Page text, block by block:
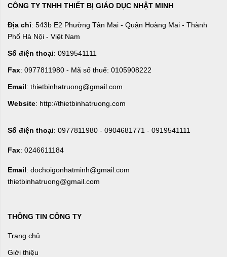
CÔNG TY TNHH THIẾT BỊ GIÁO DỤC NHẬT MINH
Địa chỉ: 543b E2 Phường Tân Mai - Quận Hoàng Mai - Thành
Phố Hà Nội - Việt Nam
Số điện thoại: 0919541111
Fax: 0977811980 - Mã số thuế: 0105908222
Email: thietbinhatruong@gmail.com
Website: http://thietbinhatruong.com
Số điện thoại: 0977811980 - 0904681771 - 0919541111
Fax: 0246611184
Email: dochoigonhatminh@gmail.com
thietbinhatruong@gmail.com
THÔNG TIN CÔNG TY
Trang chủ
Giới thiệu